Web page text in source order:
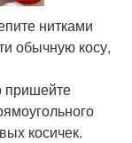
нитками
обычную косу,
пришейте
косичек.